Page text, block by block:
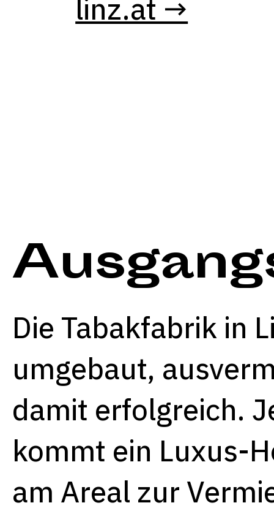
linz.at →
Die Tabakfabrik in
umgebaut,
damit erfolgreich.
kommt ein Luxus-
am Areal zur